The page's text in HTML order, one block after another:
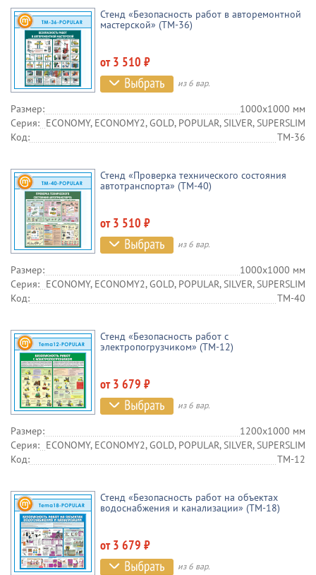
Стенд «Безопасность работ в авторемонтной
мастерской» (TM-36)
от 3 510 ₽
из 6 вар.
Размер:
1000х1000 мм
Серия: ECONOMY, ECONOMY2, GOLD, POPULAR, SILVER, SUPERSLIM
Код:
TM-36
Стенд «Проверка технического состояния
автотранспорта» (TM-40)
от 3 510 ₽
из 6 вар.
Размер:
1000х1000 мм
Серия: ECONOMY, ECONOMY2, GOLD, POPULAR, SILVER, SUPERSLIM
Код:
TM-40
Стенд «Безопасность работ с
электропогрузчиком» (TM-12)
от 3 679 ₽
из 6 вар.
Размер:
1200х1000 мм
Серия: ECONOMY, ECONOMY2, GOLD, POPULAR, SILVER, SUPERSLIM
Код:
TM-12
Стенд «Безопасность работ на объектах
водоснабжения и канализации» (TM-18)
от 3 679 ₽
из 6 вар.